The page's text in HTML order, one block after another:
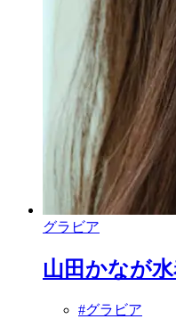
グラビア
山田かなが水
#グラビア